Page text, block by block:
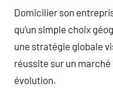
Domicilier son
qu’un simple choix
une stratégie globale
réussite sur un
évolution.